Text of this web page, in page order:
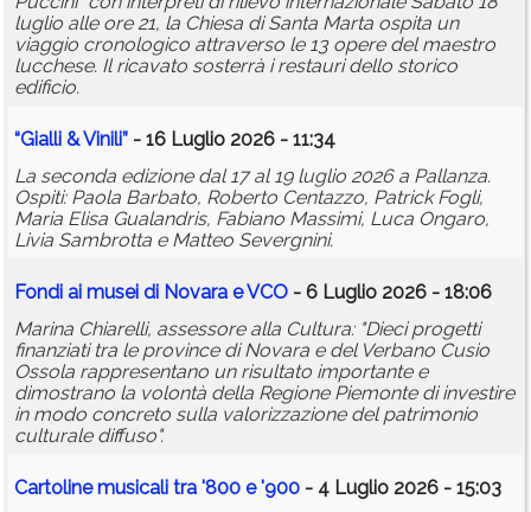
luglio alle ore 21, la Chiesa di Santa Marta ospita un
viaggio cronologico attraverso le 13 opere del maestro
lucchese. Il ricavato sosterrà i restauri dello storico
edificio.
“Gialli & Vinili” - 16 Luglio 2026 - 11:34
La seconda edizione dal 17 al 19 luglio 2026 a Pallanza.
Ospiti: Paola Barbato, Roberto Centazzo, Patrick Fogli,
Maria Elisa Gualandris, Fabiano Massimi, Luca Ongaro,
Livia Sambrotta e Matteo Severgnini.
Fondi ai musei di Novara e VCO - 6 Luglio 2026 - 18:06
Marina Chiarelli, assessore alla Cultura: "Dieci progetti
finanziati tra le province di Novara e del Verbano Cusio
Ossola rappresentano un risultato importante e
dimostrano la volontà della Regione Piemonte di investire
in modo concreto sulla valorizzazione del patrimonio
culturale diffuso".
Cartolinemusicali tra '800 e '900 - 4 Luglio 2026 - 15:03